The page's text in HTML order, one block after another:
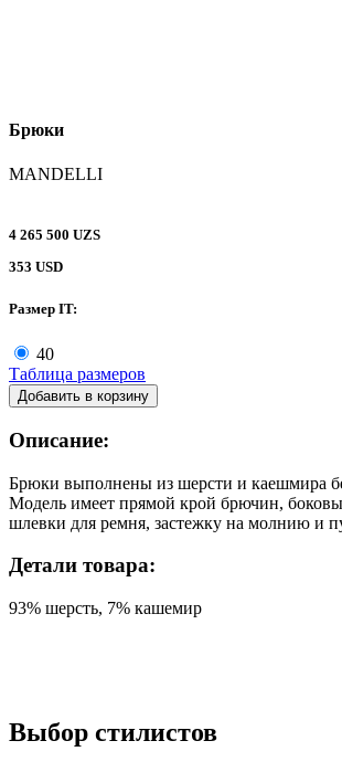
Брюки
MANDELLI
4 265 500 UZS
353 USD
Размер IT:
40
Таблица размеров
Добавить в корзину
Описание:
Брюки выполнены из шерсти и каешмира
Модель имеет прямой крой брючин,
шлевки для ремня, застежку на молнию и
Детали товара:
93% шерсть, 7% кашемир
Выбор стилистов